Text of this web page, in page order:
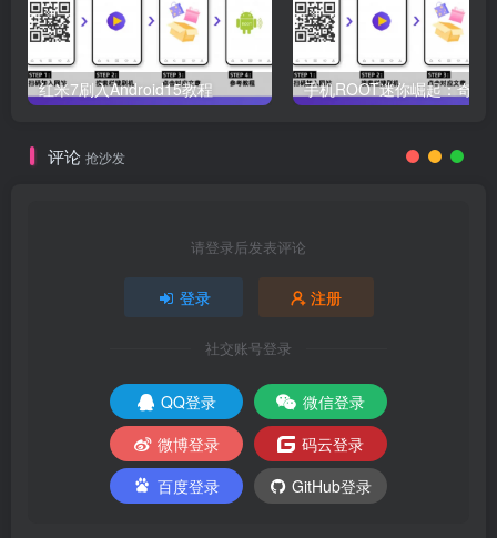
红米7刷入Android15教程
评论 抢沙发
请登录后发表评论
登录 注册
社交账号登录
QQ登录
微信登录
微博登录
码云登录
百度登录
GitHub登录